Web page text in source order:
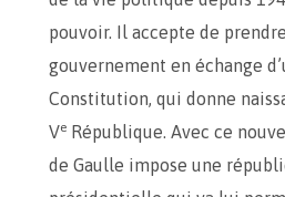
pouvoir. Il accepte de
gouvernement en échange
Constitution, qui donne
Ve République. Avec ce
de Gaulle impose une